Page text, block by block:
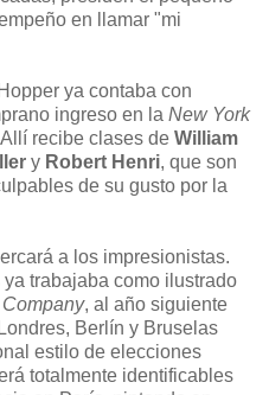
en llamar "mi
ya contaba con
ingreso en la New York
recibe clases de William
y Robert Henri, que son
de su gusto por la
a los impresionistas.
trabajaba como ilustrado
, al año siguiente
Berlín y Bruselas
estilo de elecciones
totalmente identificables